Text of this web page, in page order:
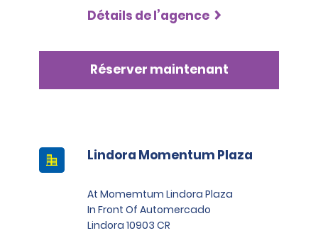
Détails de l’agence
Réserver maintenant
Lindora Momentum Plaza
At Momemtum Lindora Plaza
In Front Of Automercado
Lindora 10903 CR